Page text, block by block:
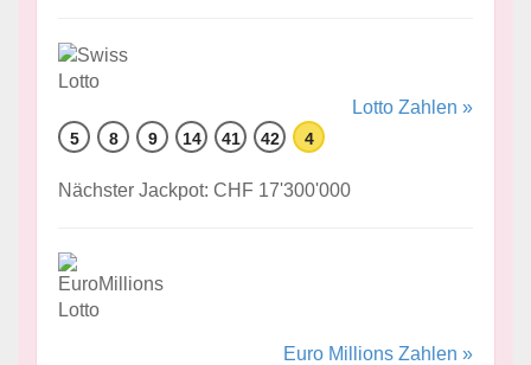
Lotto Zahlen »
5 8 9 14 41 42 4
Nächster Jackpot: CHF 17'300'000
Euro Millions Zahlen »